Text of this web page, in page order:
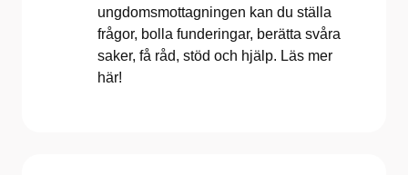
ungdomsmottagningen kan du ställa
frågor, bolla funderingar, berätta svåra
saker, få råd, stöd och hjälp. Läs mer
här!